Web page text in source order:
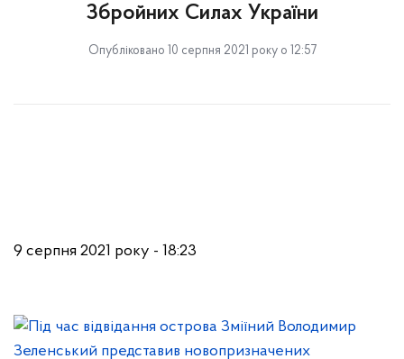
Збройних Силах України
Опубліковано 10 серпня 2021 року о 12:57
9 серпня 2021 року - 18:23